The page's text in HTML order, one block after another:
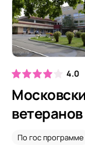
4.0
По гос программе